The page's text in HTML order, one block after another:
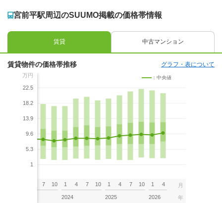
宮前平駅周辺のSUUMO掲載の価格帯情報
賃貸 中古マンション
賃貸物件の価格帯推移 グラフ・表について
万円
22.5
18.2
13.9
9.6
5.3
1
：中央値
7 10 1 4 7 10
2024
1 4 7 10
2025
1 4
2026
月
年